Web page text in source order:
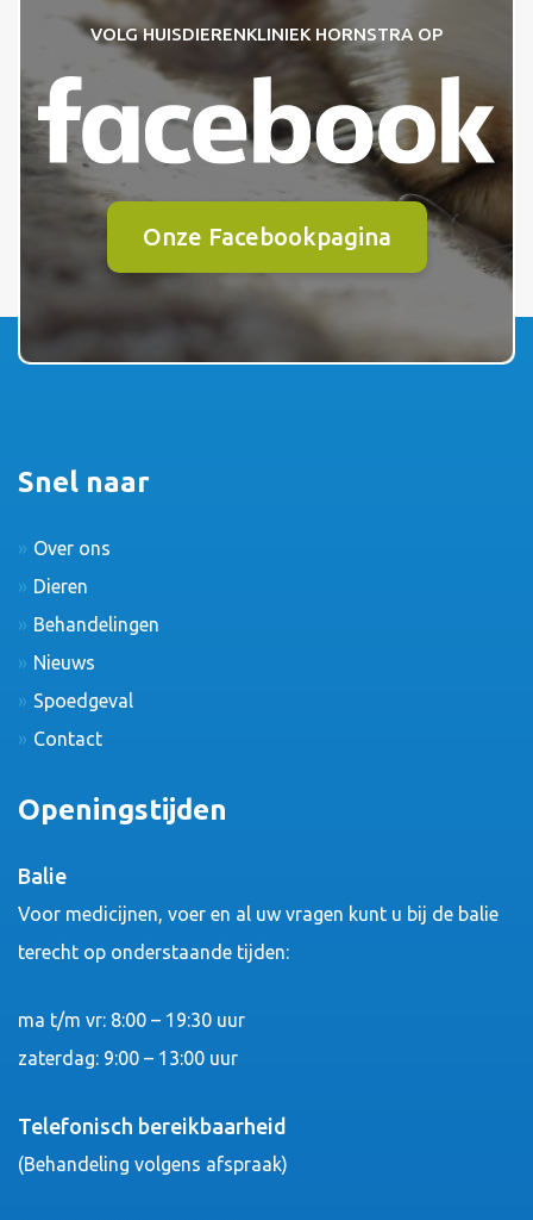
VOLG HUISDIERENKLINIEK HORNSTRA OP
Onze Facebookpagina
Snel naar
Over ons
Dieren
Behandelingen
Nieuws
Spoedgeval
Contact
Openingstijden
Balie
Voor medicijnen, voer en al uw vragen kunt u bij de balie
terecht op onderstaande tijden:
ma t/m vr: 8:00 – 19:30 uur
zaterdag: 9:00 – 13:00 uur
Telefonisch bereikbaarheid
(Behandeling volgens afspraak)